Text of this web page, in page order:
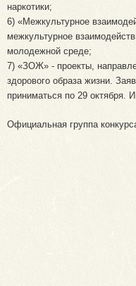
наркотики;
6) «Межкультурное
межкультурное
молодежной среде;
7) «ЗОЖ» - проекты,
здорового образа жизни.
приниматься по 29 октября.
Официальная группа